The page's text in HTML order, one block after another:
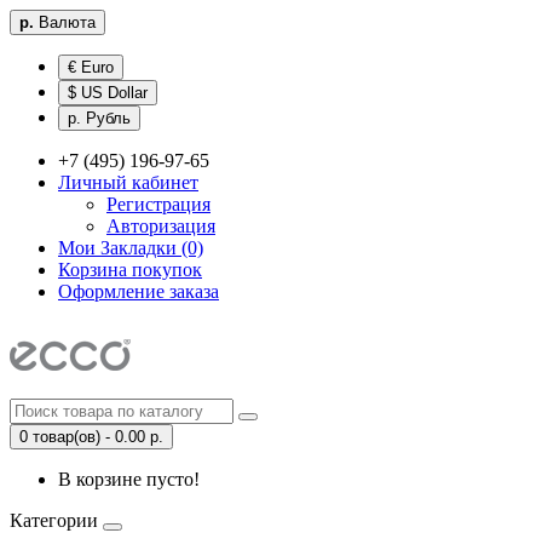
р. Валюта
€ Euro
$ US Dollar
р. Рубль
+7 (495) 196-97-65
Личный кабинет
Регистрация
Авторизация
Мои Закладки (0)
Корзина покупок
Оформление заказа
0 товар(ов) - 0.00 р.
В корзине пусто!
Категории